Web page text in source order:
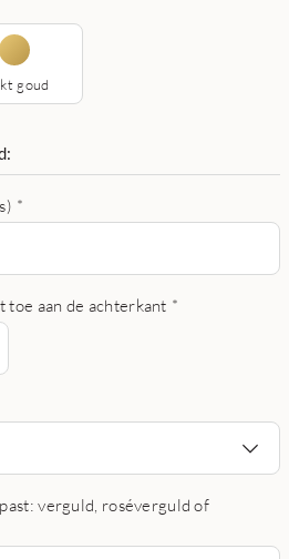
goud
*
toe aan de achterkant *
verguld, roséverguld of